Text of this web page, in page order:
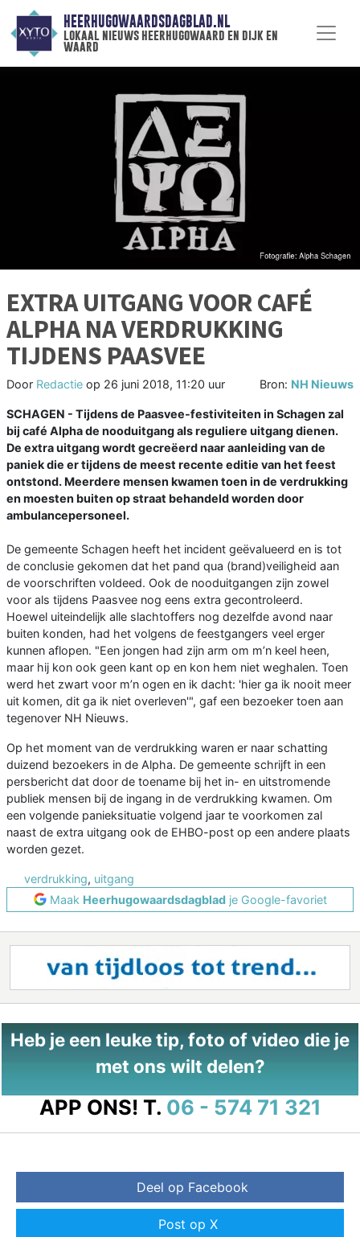
HEERHUGOWAARDSDAGBLAD.NL
lokaal nieuws heerhugowaard en dijk en
waard
EXTRA UITGANG VOOR CAFÉ
ALPHA NA VERDRUKKING
TIJDENS PAASVEE
Door Redactie op 26 juni 2018, 11:20 uur Bron: NH Nieuws
SCHAGEN - Tijdens de Paasvee-festiviteiten in Schagen zal
bij café Alpha de nooduitgang als reguliere uitgang dienen.
De extra uitgang wordt gecreëerd naar aanleiding van de
paniek die er tijdens de meest recente editie van het feest
ontstond. Meerdere mensen kwamen toen in de verdrukking
en moesten buiten op straat behandeld worden door
ambulancepersoneel.
De gemeente Schagen heeft het incident geëvalueerd en is tot
de conclusie gekomen dat het pand qua (brand)veiligheid aan
de voorschriften voldeed. Ook de nooduitgangen zijn zowel
voor als tijdens Paasvee nog eens extra gecontroleerd.
Hoewel uiteindelijk alle slachtoffers nog dezelfde avond naar
buiten konden, had het volgens de feestgangers veel erger
kunnen aflopen. "Een jongen had zijn arm om m’n keel heen,
maar hij kon ook geen kant op en kon hem niet weghalen. Toen
werd het zwart voor m’n ogen en ik dacht: 'hier ga ik nooit meer
uit komen, dit ga ik niet overleven'", gaf een bezoeker toen aan
tegenover NH Nieuws.
Op het moment van de verdrukking waren er naar schatting
duizend bezoekers in de Alpha. De gemeente schrijft in een
persbericht dat door de toename bij het in- en uitstromende
publiek mensen bij de ingang in de verdrukking kwamen. Om
een volgende panieksituatie volgend jaar te voorkomen zal
naast de extra uitgang ook de EHBO-post op een andere plaats
worden gezet.
verdrukking, uitgang
Maak Heerhugowaardsdagbladje Google-favoriet
Heb je een leuke tip, foto of video die je
met ons wilt delen?
APP ONS! T. 06 - 574 71 321
Deel op Facebook
Post op X